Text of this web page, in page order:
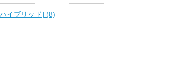
イブリッド] (8)